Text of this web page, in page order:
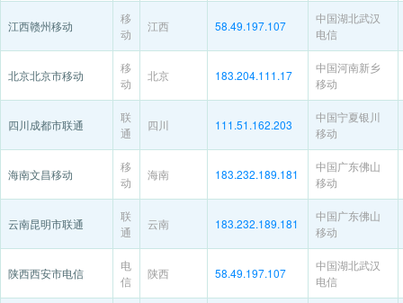
江西赣州移动
移
动
江西 58.49.197.107
中国湖北武汉
电信
北京北京市移动
移
动
北京 183.204.111.17
中国河南新乡
移动
四川成都市联通
联
通
四川 111.51.162.203
中国宁夏银川
移动
海南文昌移动
移
动
海南 183.232.189.181
中国广东佛山
移动
云南昆明市联通
联
通
云南 183.232.189.181
中国广东佛山
移动
陕西西安市电信
电
信
陕西 58.49.197.107
中国湖北武汉
电信